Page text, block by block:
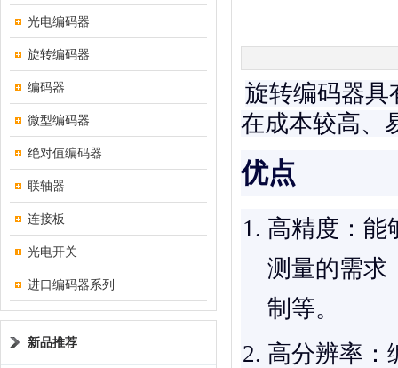
光电编码器
旋转编码器
编码器
微型编码器
绝对值编码器
联轴器
连接板
光电开关
进口编码器系列
新品推荐
旋转编码器具
在成本较高、
优点
高精度 ：
测量的需求
制等。
高分辨率